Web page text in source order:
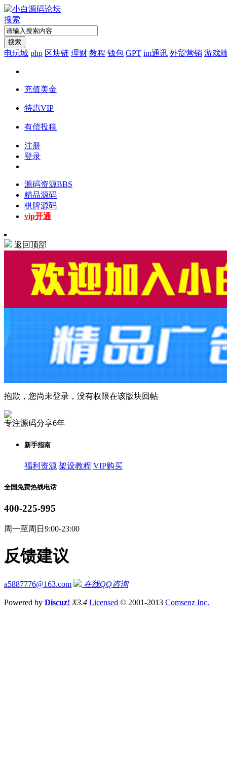
搜索
搜索
电玩城 php 区块链 理财 教程 钱包 GPT im通讯 外贸营销 游戏
充值美金
特惠VIP
有偿投稿
注册
登录
源码资源BBS
精品源码
棋牌源码
vip开通
返回顶部
抱歉，您尚未登录，没有权限在该版块回帖
专注源码分享6年
新手指南
福利资源 架设教程 VIP购买
全国免费热线电话
400-225-995
周一至周日9:00-23:00
反馈建议
a5887776@163.com 在线QQ咨询
Powered by Discuz! X3.4 Licensed © 2001-2013 Comsenz Inc.